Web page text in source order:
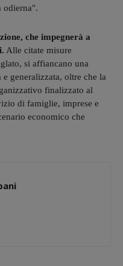
odierna".
che impegnerà a
Alle citate misure
si affiancano una
generalizzata, oltre che la
finalizzato al
di famiglie, imprese e
economico che